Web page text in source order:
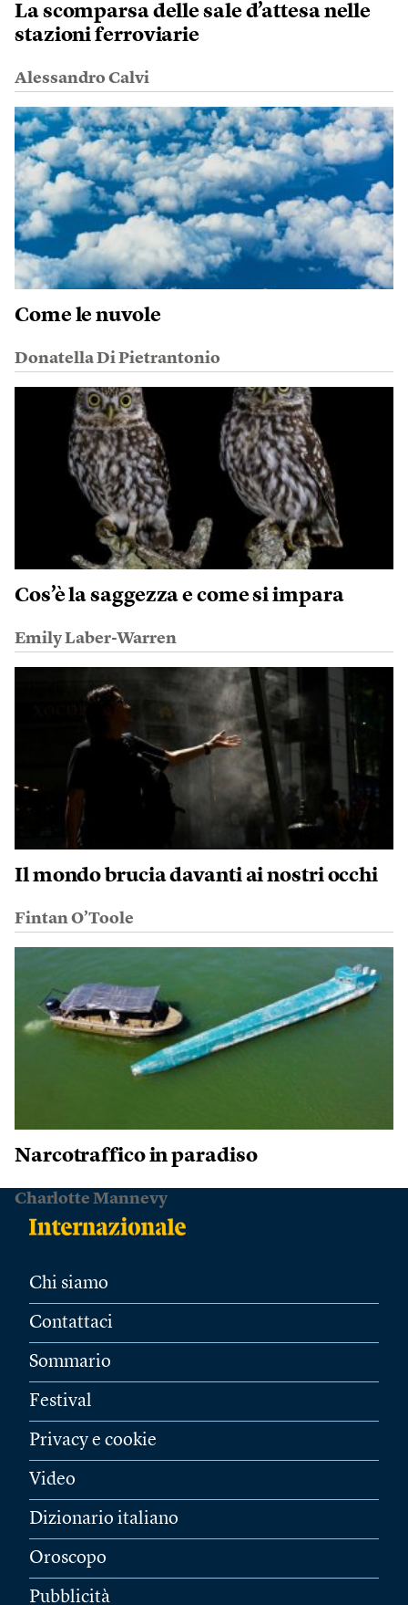
La scomparsa delle sale d’attesa nelle
stazioni ferroviarie
Alessandro Calvi
Come le nuvole
Donatella Di Pietrantonio
Cos’è la saggezza e come si impara
Emily Laber-Warren
Il mondo brucia davanti ai nostri occhi
Fintan O’Toole
Narcotraffico in paradiso
Charlotte Mannevy
Chi siamo
Contattaci
Sommario
Festival
Privacy e cookie
Video
Dizionario italiano
Oroscopo
Pubblicità